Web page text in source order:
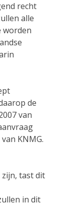
recht
alle
worden
de
van
KNMG.
tast dit
in dit